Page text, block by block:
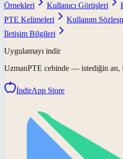
Örnekleri
Kullanıcı Görüşleri
PTE Kelimeleri
Kullanım
İletişim Bilgileri
Uygulamayı indir
UzmanPTE cebinde — istediğin an,
İndirApp Store